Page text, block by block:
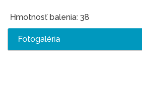
Hmotnosť balenia: 38
Fotogaléria